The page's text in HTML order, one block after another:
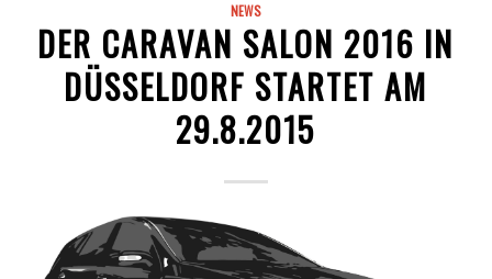
NEWS
DER CARAVAN SALON 2016 IN
DÜSSELDORF STARTET AM
29.8.2015